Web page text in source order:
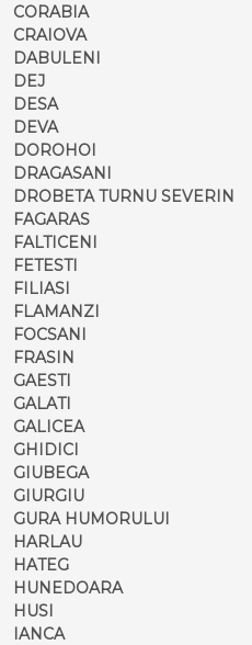
CORABIA
CRAIOVA
DABULENI
DEJ
DESA
DEVA
DOROHOI
DRAGASANI
DROBETA TURNU SEVERIN
FAGARAS
FALTICENI
FETESTI
FILIASI
FLAMANZI
FOCSANI
FRASIN
GAESTI
GALATI
GALICEA
GHIDICI
GIUBEGA
GIURGIU
GURA HUMORULUI
HARLAU
HATEG
HUNEDOARA
HUSI
IANCA